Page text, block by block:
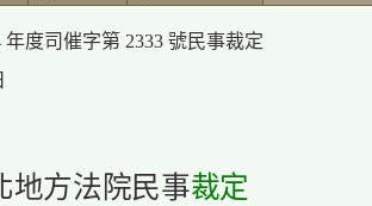
度司催字第 2333 號民事裁定
地方法院民事裁定